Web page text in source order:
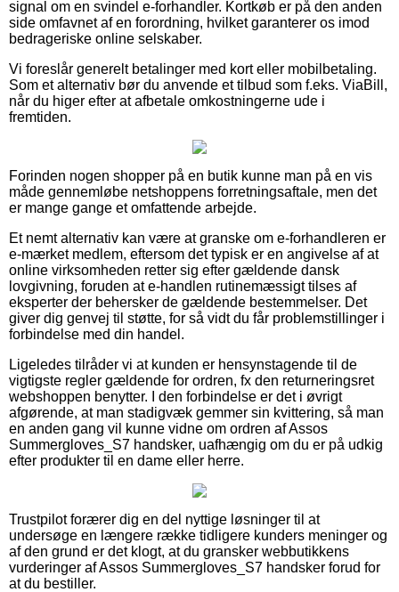
signal om en svindel e-forhandler. Kortkøb er på den anden
side omfavnet af en forordning, hvilket garanterer os imod
bedrageriske online selskaber.
Vi foreslår generelt betalinger med kort eller mobilbetaling.
Som et alternativ bør du anvende et tilbud som f.eks. ViaBill,
når du higer efter at afbetale omkostningerne ude i
fremtiden.
Forinden nogen shopper på en butik kunne man på en vis
måde gennemløbe netshoppens forretningsaftale, men det
er mange gange et omfattende arbejde.
Et nemt alternativ kan være at granske om e-forhandleren er
e-mærket medlem, eftersom det typisk er en angivelse af at
online virksomheden retter sig efter gældende dansk
lovgivning, foruden at e-handlen rutinemæssigt tilses af
eksperter der behersker de gældende bestemmelser. Det
giver dig genvej til støtte, for så vidt du får problemstillinger i
forbindelse med din handel.
Ligeledes tilråder vi at kunden er hensynstagende til de
vigtigste regler gældende for ordren, fx den returneringsret
webshoppen benytter. I den forbindelse er det i øvrigt
afgørende, at man stadigvæk gemmer sin kvittering, så man
en anden gang vil kunne vidne om ordren af Assos
Summergloves_S7 handsker, uafhængig om du er på udkig
efter produkter til en dame eller herre.
Trustpilot forærer dig en del nyttige løsninger til at
undersøge en længere række tidligere kunders meninger og
af den grund er det klogt, at du gransker webbutikkens
vurderinger af Assos Summergloves_S7 handsker forud for
at du bestiller.